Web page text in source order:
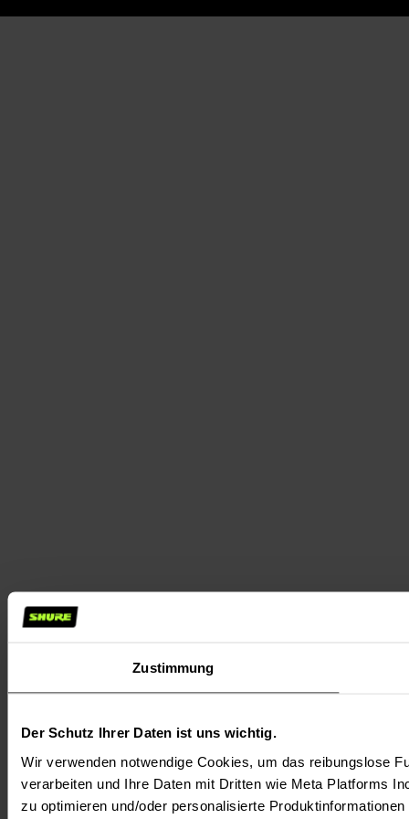
Zustimmung
Der Schutz Ihrer Daten ist uns wichtig.
Wir verwenden notwendige Cookies, um das reibungslose
verarbeiten und Ihre Daten mit Dritten wie Meta Platforms
zu optimieren und/oder personalisierte